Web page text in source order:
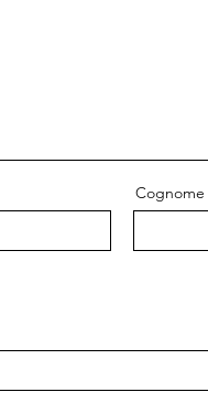
Cognome